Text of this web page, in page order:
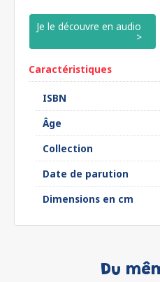
Je le découvre en audio
Caractéristiques
ISBN
Âge
Collection
Date de parution
Dimensions en cm
Du